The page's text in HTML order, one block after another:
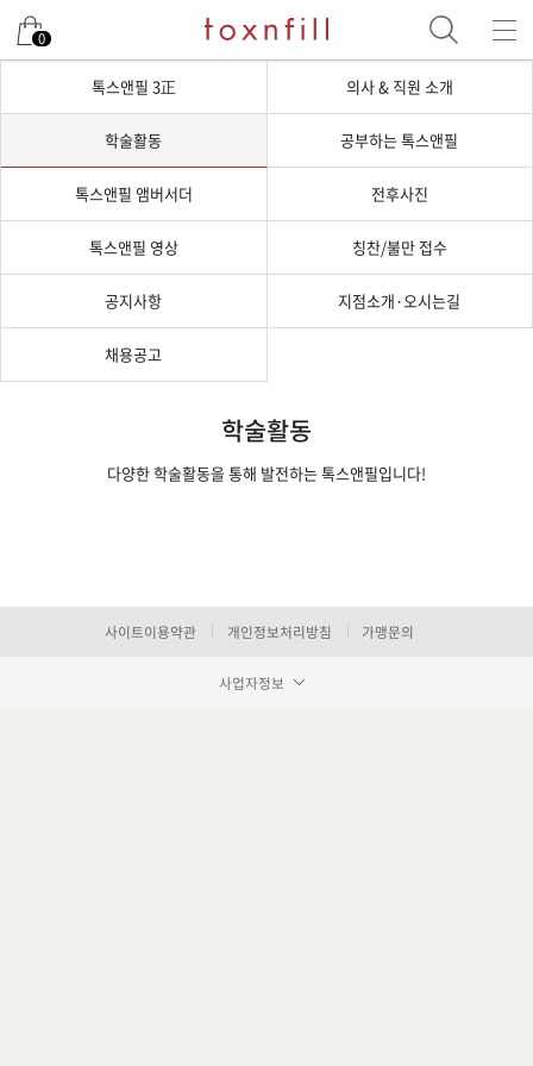
0
톡스앤필 3正 의사 & 직원 소개
학술활동 공부하는 톡스앤필
톡스앤필 앰버서더 전후사진
톡스앤필 영상 칭찬/불만 접수
공지사항 지점소개·오시는길
채용공고
학술활동
다양한 학술활동을 통해 발전하는 톡스앤필입니다!
사이트이용약관 개인정보처리방침 가맹문의
사업자정보